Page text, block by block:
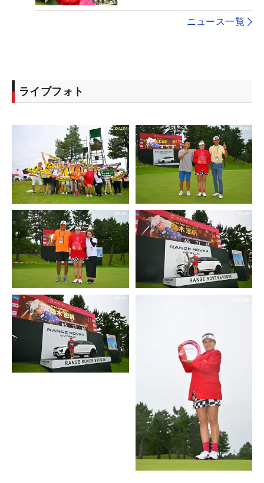
ニュース一覧
ライブフォト